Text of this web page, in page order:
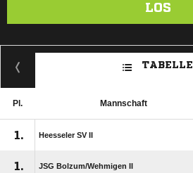
LOS
TABELLE
Pl. Mannschaft
1. Heesseler SV II
1. JSG Bolzum/​Wehmigen II